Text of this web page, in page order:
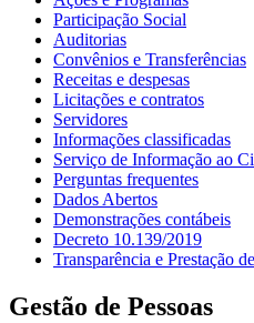
Participação Social
Auditorias
Convênios e Transferências
Receitas e despesas
Licitações e contratos
Servidores
Informações classificadas
Serviço de Informação ao
Perguntas frequentes
Dados Abertos
Demonstrações contábeis
Decreto 10.139/2019
Transparência e Prestação
Gestão de Pessoas